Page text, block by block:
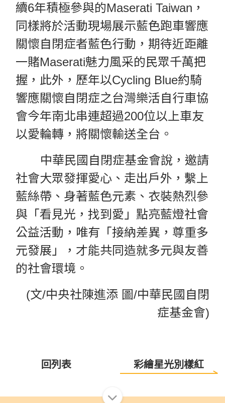
續6年積極參與的Maserati Taiwan，
同樣將於活動現場展示藍色跑車響應
關懷自閉症者藍色行動，期待近距離
一賭Maserati魅力風采的民眾千萬把
握，此外，歷年以Cycling Blue約騎
響應關懷自閉症之台灣樂活自行車協
會今年南北串連超過200位以上車友
以愛輪轉，將關懷輸送全台。
中華民國自閉症基金會說，邀請
社會大眾發揮愛心、走出戶外，繫上
藍絲帶、身著藍色元素、衣裝熱烈參
與「看見光，找到愛」點亮藍燈社會
公益活動，唯有「接納差異，尊重多
元發展」，才能共同造就多元與友善
的社會環境。
(文/中央社陳進添 圖/中華民國自閉
症基金會)
回列表 彩繪星光別樣紅